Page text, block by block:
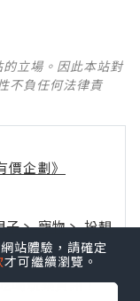
立場。因此本站對
不負任何法律責
企劃》
子丶寵物丶扮靚
喝玩樂資訊！
站體驗，請確定
才可繼續瀏覽。